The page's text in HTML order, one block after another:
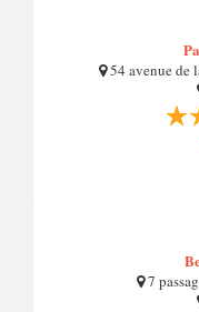
54 avenue de
7